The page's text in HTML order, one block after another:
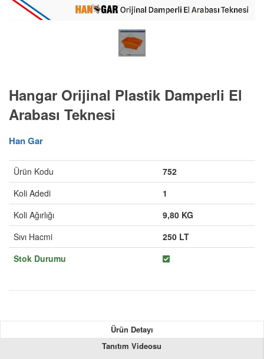
Hangar Orijinal Plastik Damperli El
Arabası Teknesi
Han Gar
Ürün Kodu
752
Koli Adedi
1
Koli Ağırlığı
9,80 KG
Sıvı Hacmi
250 LT
Stok Durumu
Ürün Detayı
Tanıtım Videosu